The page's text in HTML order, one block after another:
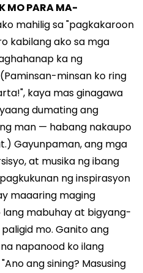
MO PARA MA-
mahilig sa "pagkakaroon
kabilang ako sa mga
ka ng
minsan ko ring
kaya mas ginagawa
dumating ang
man — habang nakaupo
Gayunpaman, ang mga
at musika ng ibang
ng inspirasyon
maaaring maging
lang mabuhay at bigyang-
mo. Ganito ang
napanood ko ilang
ang sining? Masusing